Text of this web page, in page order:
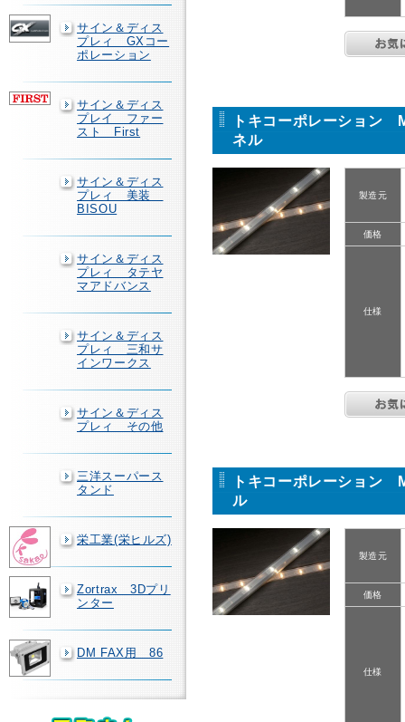
サイン＆ディス
プレィ GXコー
ポレーション
サイン＆ディス
プレイ ファー
スト First
サイン＆ディス
プレィ 美装
BISOU
サイン＆ディス
プレィ タテヤ
マアドバンス
サイン＆ディス
プレィ 三和サ
インワークス
サイン＆ディス
プレィ その他
三洋スーパース
タンド
栄工業(栄ヒルズ)
Zortrax 3Dプリ
ンター
DM FAX用 86
トキコーポレーション
ネル
製造元
価格
仕様
トキコーポレーション
ル
製造元
価格
仕様